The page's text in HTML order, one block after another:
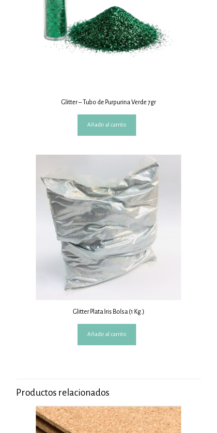
Glitter – Tubo de Purpurina Verde 7gr
Añadir al carrito
Glitter Plata Iris Bolsa (1 Kg.)
Añadir al carrito
Productos relacionados